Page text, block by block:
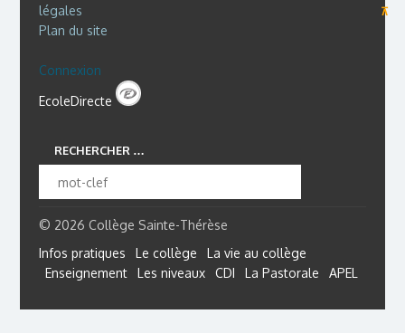
légales
⊼
Plan du site
Connexion
EcoleDirecte
RECHERCHER …
© 2026 Collège Sainte-Thérèse
Infos pratiques
Le collège
La vie au collège
Enseignement
Les niveaux CDI La Pastorale APEL